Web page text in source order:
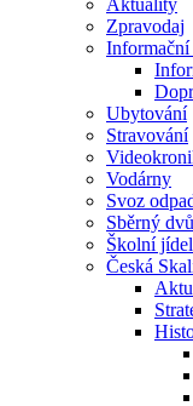
Aktuality
Zpravodaj
Informační
Ubytování
Stravování
Vodárny
Svoz
Sběrný
Školní
Česká